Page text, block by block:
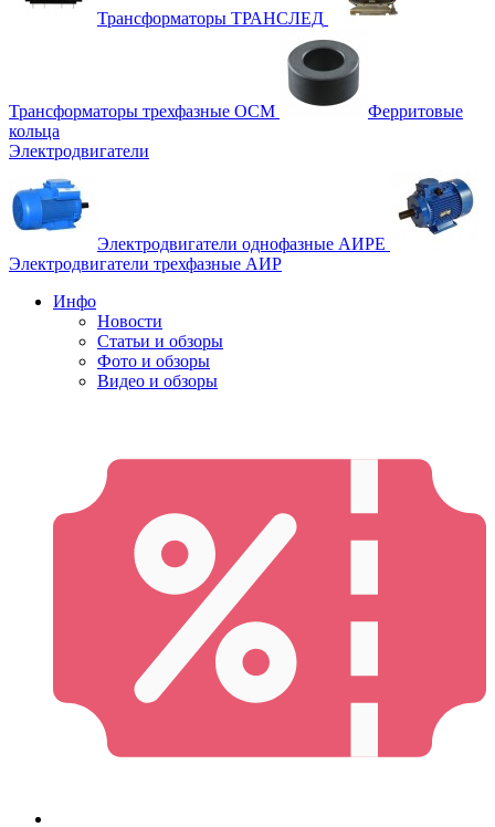
Трансформаторы ТРАНСЛЕД
Трансформаторы трехфазные ОСМ
Ферритовые
кольца
Электродвигатели
Электродвигатели однофазные АИРЕ
Электродвигатели трехфазные АИР
Инфо
Новости
Статьи и обзоры
Фото и обзоры
Видео и обзоры